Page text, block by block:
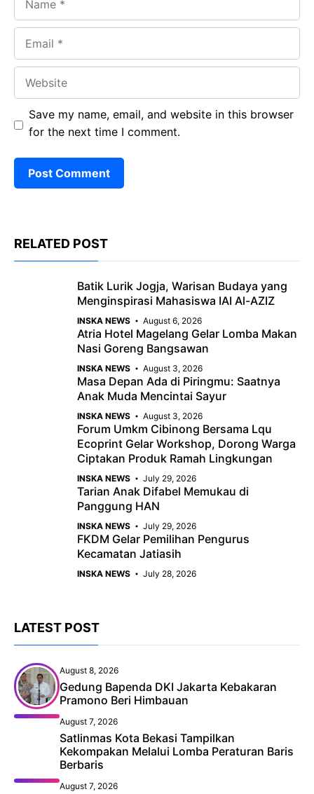
Save my name, email, and website in this browser
for the next time I comment.
RELATED POST
Batik Lurik Jogja, Warisan Budaya yang
Menginspirasi Mahasiswa IAI Al-AZIZ
INSKA NEWS August 6, 2026
Atria Hotel Magelang Gelar Lomba Makan
Nasi Goreng Bangsawan
INSKA NEWS August 3, 2026
Masa Depan Ada di Piringmu: Saatnya
Anak Muda Mencintai Sayur
INSKA NEWS August 3, 2026
Forum Umkm Cibinong Bersama Lqu
Ecoprint Gelar Workshop, Dorong Warga
Ciptakan Produk Ramah Lingkungan
INSKA NEWS July 29, 2026
Tarian Anak Difabel Memukau di
Panggung HAN
INSKA NEWS July 29, 2026
FKDM Gelar Pemilihan Pengurus
Kecamatan Jatiasih
INSKA NEWS July 28, 2026
LATEST POST
August 8, 2026
Gedung Bapenda DKI Jakarta Kebakaran
Pramono Beri Himbauan
August 7, 2026
Satlinmas Kota Bekasi Tampilkan
Kekompakan Melalui Lomba Peraturan Baris
Berbaris
August 7, 2026